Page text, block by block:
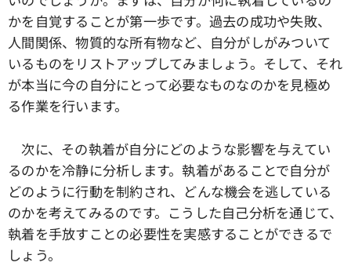
かを自覚することが第一歩です。過去の成功や失敗、
人間関係、物質的な所有物など、自分がしがみついて
いるものをリストアップしてみましょう。そして、それ
が本当に今の自分にとって必要なものなのかを見極め
る作業を行います。
次に、その執着が自分にどのような影響を与えてい
るのかを冷静に分析します。執着があることで自分が
どのように行動を制約され、どんな機会を逃している
のかを考えてみるのです。こうした自己分析を通じて、
執着を手放すことの必要性を実感することができるで
しょう。